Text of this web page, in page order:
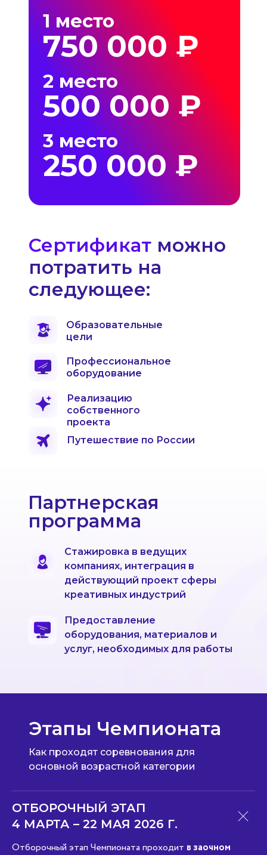
250 000 ₽
750 000 ₽
3 место
2 место
500 000 ₽
1 место
Сертификатможно
потратить на
следующее:
Путешествие по России
Реализацию
собственного
проекта
Профессиональное
оборудование
Образовательные
цели
Партнерская
программа
Стажировка в ведущих
компаниях, интеграция в
действующий проект сферы
креативных индустрий
Предоставление
оборудования, материалов и
услуг, необходимых для работы
Как проходят соревнования для
основной возрастной категории
Этапы Чемпионата
ОТБОРОЧНЫЙ ЭТАП
4 МАРТА – 22 МАЯ 2026 Г.
Отборочный этап Чемпионата проходит в заочном
КАК ЭТО БЫЛО
АртМастерс 2022
АртМастерс 2023
РУКОВОДСТВО
Наблюдательный совет
Оргкомитет
ЭКОСИСТЕМА
Основная категория
Категория «Юниоры»
Продюсерский центр
ArtMasters Open
ArtMasters Music